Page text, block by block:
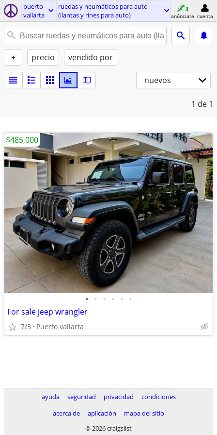
puerto
vallarta
ruedas y neumáticos para auto
(llantas y rines para auto)
anúnciate cuenta
+ precio vendido por
nuevos
1 de 1
• • • • • •
For sale jeep wrangler
7/3 Puerto vallarta
$485,000
ayuda seguridad privacidad
condiciones
acerca de
aplicación
mapa del sitio
© 2026 craigslist